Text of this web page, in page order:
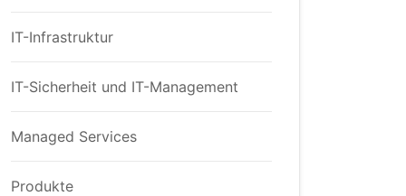
IT-Infrastruktur
IT-Sicherheit und IT-Management
Managed Services
Produkte